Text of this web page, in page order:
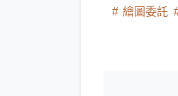
繪圖委託